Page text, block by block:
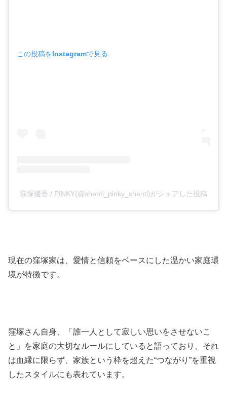
この投稿をInstagramで見る
窪塚優香 / PINKY(@shanti_pinky_shanti)がシェアした投稿
現在の窪塚家は、愛情と信頼をベースにした温かい家庭環
境が特徴です。
窪塚さん自身、「誰一人として寂しい思いをさせないこ
と」を家庭の大切なルールにしていると語っており、それ
は血縁に限らず、家族という枠を超えた“つながり”を重視
したスタイルにも表れています。